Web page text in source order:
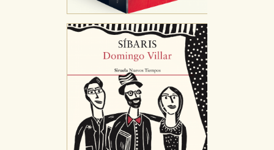
CONFIGURACIÓN DE COOKIES
RECHAZAR TODO
Cookies necesarias
Estas cookies son necesarias para que nuestro sitio
web funcione y no es posible deshabilitarlas desde
nuestro sistema. Es posible hacerlo desde el
navegador, pero en ese caso es posible que algunas
áreas de nuestra web dejen de funcionar
correctamente.